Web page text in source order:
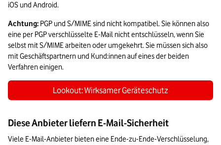
iOS und Android.
Achtung: PGP und S/MIME sind nicht kompatibel. Sie können also
eine per PGP verschlüsselte E-Mail nicht entschlüsseln, wenn Sie
selbst mit S/MIME arbeiten oder umgekehrt. Sie müssen sich also
mit Geschäftspartnern und Kund:innen auf eines der beiden
Verfahren einigen.
Lookout: Wirksamer Geräteschutz
Diese Anbieter liefern E-Mail-Sicherheit
Viele E-Mail-Anbieter bieten eine Ende-zu-Ende-Verschlüsselung,